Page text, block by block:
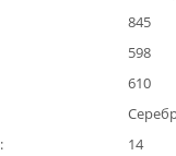
845
598
610
14